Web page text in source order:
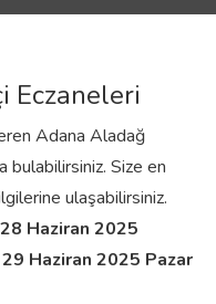
Eczaneleri
Adana Aladağ
bulabilirsiniz. Size en
ulaşabilirsiniz.
28 Haziran 2025
29 Haziran 2025 Pazar